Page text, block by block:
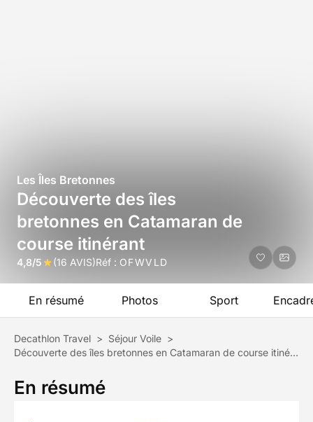
Les Îles Bretonnes
Découverte des îles
bretonnes en Catamaran de
course itinérant
4,8/5 (16 AVIS)Réf : OFWVLD
En résumé Photos Sport
Decathlon Travel > Séjour Voile >
Découverte des îles bretonnes en Catamaran de course itinérant
En résumé